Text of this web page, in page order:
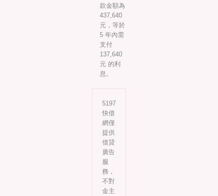
款金額為
437,640
元，等於
5 年內需
支付
137,640
元 的利
息。
5197
快借
網僅
提供
借貸
廣告
服
務，
不對
金主